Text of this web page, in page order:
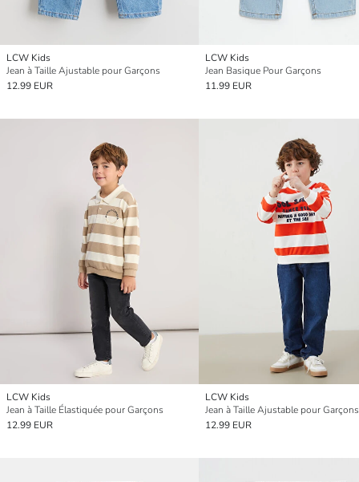
LCW Kids
Jean à Taille Ajustable pour Garçons
12.99 EUR
LCW Kids
Jean Basique Pour Garçons
11.99 EUR
LCW Kids
Jean à Taille Élastiquée pour Garçons
12.99 EUR
LCW Kids
Jean à Taille Ajustable pour Garçons
12.99 EUR